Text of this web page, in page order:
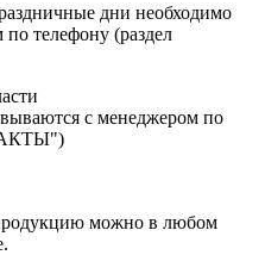
дни необходимо
по телефону (раздел
с менеджером по
можно в любом